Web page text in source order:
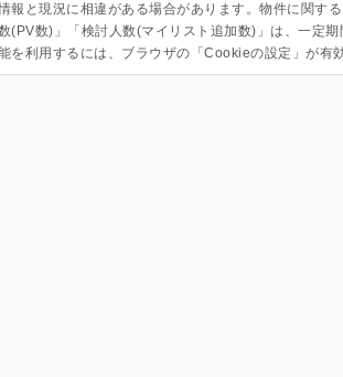
報と現況に相違がある場合があります。物件に関す
(PV数)」「検討人数(マイリスト追加数)」は、一定
を利用するには、ブラウザの「Cookieの設定」が有